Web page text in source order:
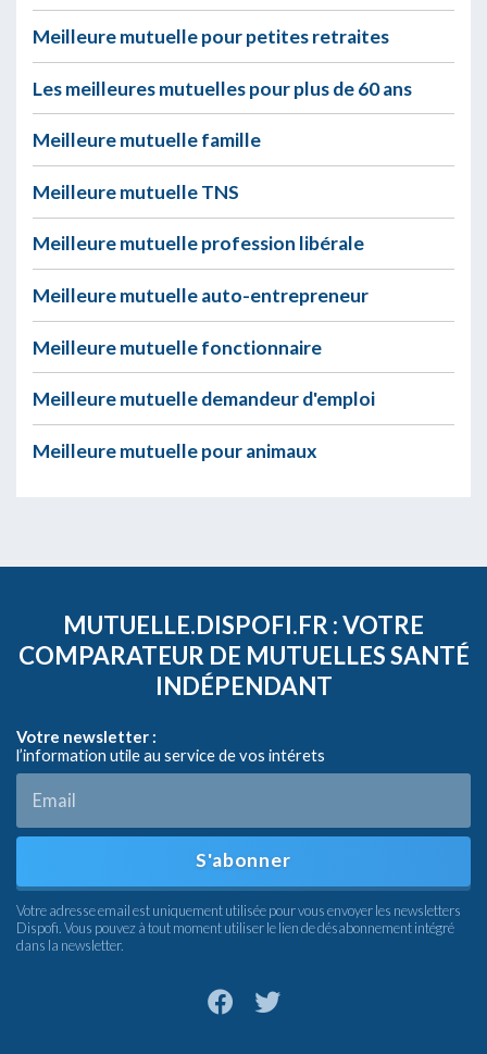
Meilleure mutuelle pour petites retraites
Les meilleures mutuelles pour plus de 60 ans
Meilleure mutuelle famille
Meilleure mutuelle TNS
Meilleure mutuelle profession libérale
Meilleure mutuelle auto-entrepreneur
Meilleure mutuelle fonctionnaire
Meilleure mutuelle demandeur d'emploi
Meilleure mutuelle pour animaux
MUTUELLE.DISPOFI.FR : VOTRE
COMPARATEUR DE MUTUELLES SANTÉ
INDÉPENDANT
Votre newsletter :
l’information utile au service de vos intérets
S'abonner
Votre adresse email est uniquement utilisée pour vous envoyer les newsletters
Dispofi. Vous pouvez à tout moment utiliser le lien de désabonnement intégré
dans la newsletter.